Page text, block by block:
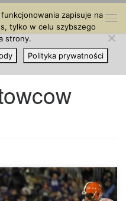
zapisuje na
tylko w celu szybszego
strony.
Polityka prywatności